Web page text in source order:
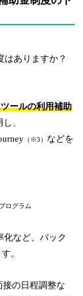
はありますか？
ールの利用補助
、
（※3） などを
ログラム
化など、バック
。
の日程調整な